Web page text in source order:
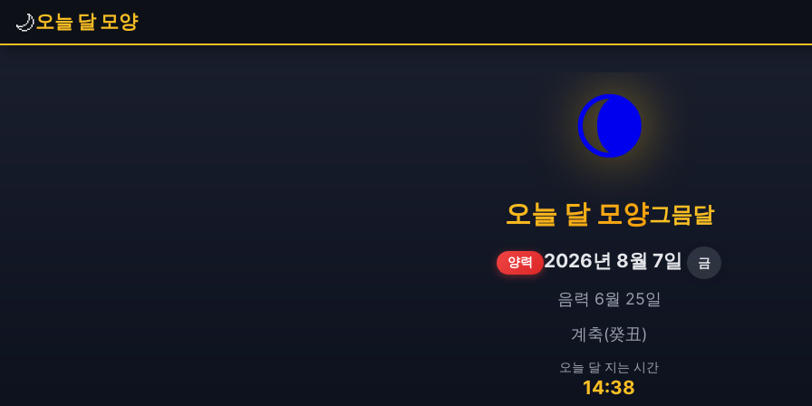
🌙오늘 달 모양
🌘
오늘 달 모양그믐달
양력 2026년 8월 7일 금
음력 6월 25일
계축(癸丑)
오늘 달 지는 시간
14:38